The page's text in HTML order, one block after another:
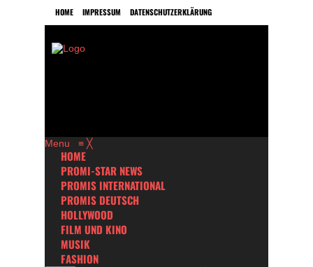
HOME IMPRESSUM DATENSCHUTZERKLÄRUNG
Menu ≡ ╳
HOME
PROMI-STAR NEWS
PROMIS INTERNATIONAL
PROMIS DEUTSCH
HOLLYWOOD
FILM UND KINO
MUSIK
FASHION